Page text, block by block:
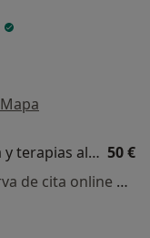
Mapa
Visita Medicina Complementaria y terapias alternativas 50 €
Este especialista no ofrece reserva de cita online en esta dirección.